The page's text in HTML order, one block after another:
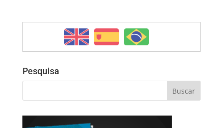
Pesquisa